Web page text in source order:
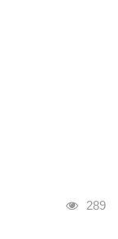
瀏覽
289